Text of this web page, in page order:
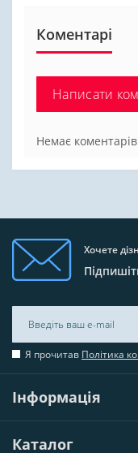
Коментарі
Написати
Немає коментарів
Хочете
Я прочитав Політика
Інформація
Каталог